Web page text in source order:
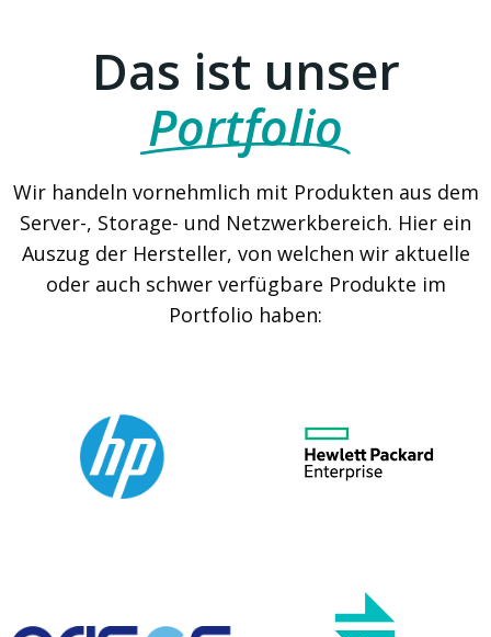
Das ist unser
Portfolio
Wir handeln vornehmlich mit Produkten aus dem
Server-, Storage- und Netzwerkbereich. Hier ein
Auszug der Hersteller, von welchen wir aktuelle
oder auch schwer verfügbare Produkte im
Portfolio haben: